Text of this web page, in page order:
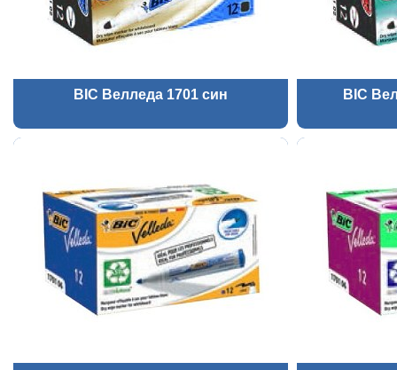
BIC Велледа 1701 син BIC